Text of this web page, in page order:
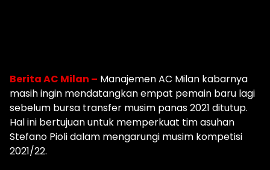
Berita AC Milan – Manajemen AC Milan kabarnya
masih ingin mendatangkan empat pemain baru lagi
sebelum bursa transfer musim panas 2021 ditutup.
Hal ini bertujuan untuk memperkuat tim asuhan
Stefano Pioli dalam mengarungi musim kompetisi
2021/22.